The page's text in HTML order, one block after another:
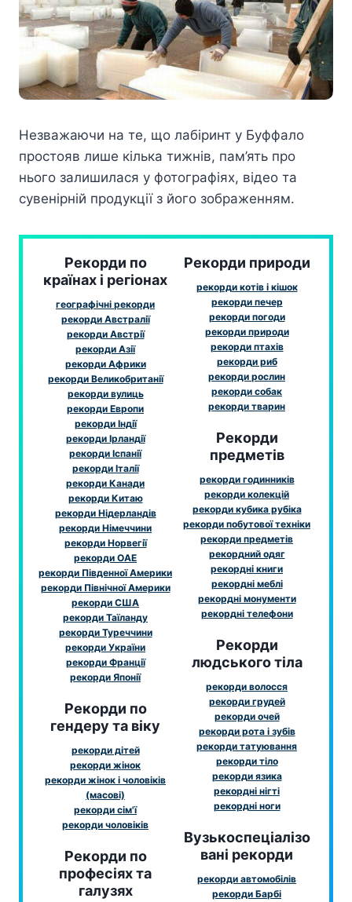
Незважаючи на те, що лабіринт у Буффало
простояв лише кілька тижнів, пам’ять про
нього залишилася у фотографіях, відео та
сувенірній продукції з його зображенням.
Рекорди по
країнах і регіонах
географічні рекорди
рекорди Австралії
рекорди Австрії
рекорди Азії
рекорди Африки
рекорди Великобританії
рекорди вулиць
рекорди Европи
рекорди Індії
рекорди Ірландії
рекорди Іспанії
рекорди Італії
рекорди Канади
рекорди Китаю
рекорди Нідерландів
рекорди Німеччини
рекорди Норвегії
рекорди ОАЕ
рекорди Південної Америки
рекорди Північної Америки
рекорди США
рекорди Таїланду
рекорди Туреччини
рекорди України
рекорди Франції
рекорди Японії
Рекорди по
гендеру та віку
рекорди дітей
рекорди жінок
рекорди жінок і чоловіків
(масові)
рекорди сім'ї
рекорди чоловіків
Рекорди по
професіях та
галузях
Рекорди природи
рекорди котів і кішок
рекорди печер
рекорди погоди
рекорди природи
рекорди птахів
рекорди риб
рекорди рослин
рекорди собак
рекорди тварин
Рекорди
предметів
рекорди годинників
рекорди колекцій
рекорди кубика рубіка
рекорди побутової техніки
рекорди предметів
рекордний одяг
рекордні книги
рекордні меблі
рекордні монументи
рекордні телефони
Рекорди
людського тіла
рекорди волосся
рекорди грудей
рекорди очей
рекорди рота і зубів
рекорди татуювання
рекорди тіло
рекорди язика
рекордні нігті
рекордні ноги
Вузькоспеціалізо
вані рекорди
рекорди автомобілів
рекорди Барбі